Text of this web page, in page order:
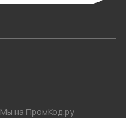
Мы на ПромКод.ру